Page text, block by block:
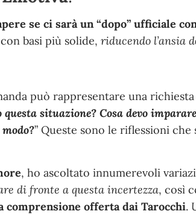
se ci sarà un “dopo” ufficiale
basi più solide,riducendo l’ansia
può rappresentare una
questa situazione? Cosa devo
” Queste sono le riflessioni che
, ho ascoltato innumerevoli
di fronte a questa incertezza, così
comprensione offerta dai Tarocchi.